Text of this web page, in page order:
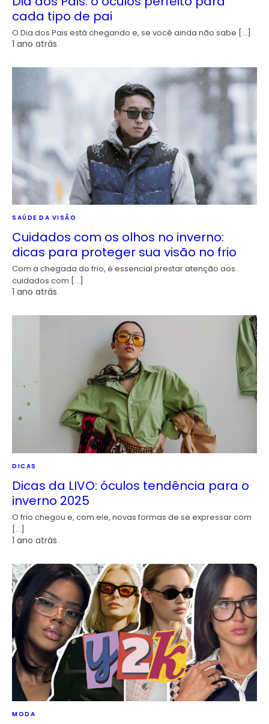
cada tipo de pai
O Dia dos Pais está chegando e, se você ainda não sabe […]
1 ano atrás
SAÚDE DA VISÃO
Cuidados com os olhos no inverno:
dicas para proteger sua visão no frio
Com a chegada do frio, é essencial prestar atenção aos
cuidados com […]
1 ano atrás
DICAS
Dicas da LIVO: óculos tendência para o
inverno 2025
O frio chegou e, com ele, novas formas de se expressar com
[…]
1 ano atrás
MODA